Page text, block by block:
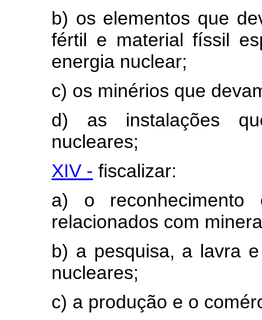
b) os elementos que
fértil e material físsil
energia nuclear;
c) os minérios que
d) as instalações
nucleares;
XIV - fiscalizar:
a) o reconhecimento
relacionados com
b) a pesquisa, a lavra
nucleares;
c) a produção e o